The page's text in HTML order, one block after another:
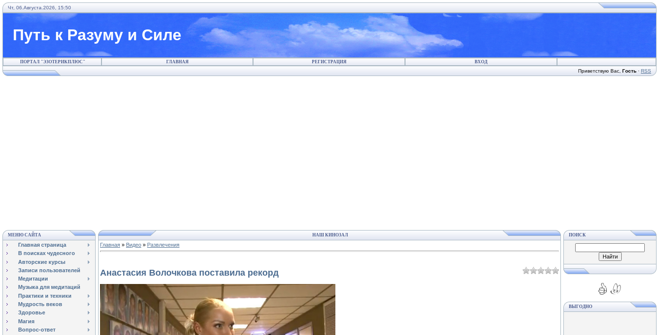
Чт, 06.Августа.2026, 15:50
Путь к Разуму и Силе
ПОРТАЛ "ЭЗОТЕРИКПЛЮС" ГЛАВНАЯ РЕГИСТРАЦИЯ ВХОД
Приветствую Вас Гость · RSS
МЕНЮ САЙТА
Главная страница
В поисках чудесного
Авторские курсы
Записи пользователей
Медитации
Музыка для медитаций
Практики и техники
Мудрость веков
Здоровье
Магия
Вопрос-ответ
НАШ КИНОЗАЛ
Главная » Видео » Развлечения
Анастасия Волочкова поставила рекорд
ПОИСК
ВЫГОДНО